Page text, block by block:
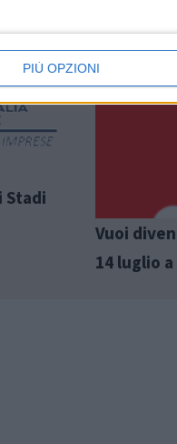
PIÙ OPZIONI
Stadi
Vuoi
14 luglio